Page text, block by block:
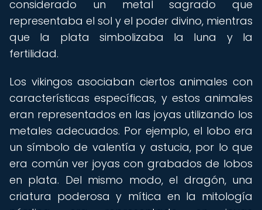
considerado un metal sagrado que
representaba el sol y el poder divino, mientras
que la plata simbolizaba la luna y la
fertilidad.
Los vikingos asociaban ciertos animales con
características específicas, y estos animales
eran representados en las joyas utilizando los
metales adecuados. Por ejemplo, el lobo era
un símbolo de valentía y astucia, por lo que
era común ver joyas con grabados de lobos
en plata. Del mismo modo, el dragón, una
criatura poderosa y mítica en la mitología